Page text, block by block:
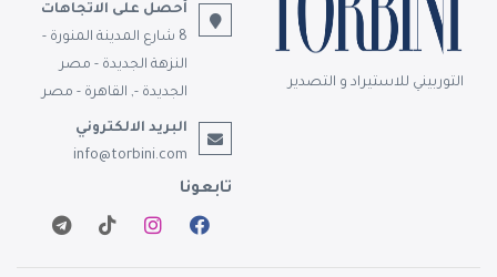
التوربيني للاستيراد و التصدير
أحصل على الاتجاهات
8 شارع المدينة المنورة -
النزهة الجديدة - مصر
الجديدة -, القاهرة - مصر
البريد الالكتروني
info@torbini.com
تابعونا